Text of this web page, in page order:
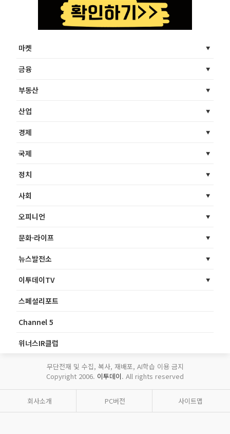
마켓
금융
부동산
산업
경제
국제
정치
사회
오피니언
문화·라이프
뉴스발전소
이투데이TV
스페셜리포트
Channel 5
위너스IR클럽
무단전재 및 수집, 복사, 재배포, AI학습 이용 금지
Copyright 2006. 이투데이. All rights reserved
회사소개 PC버전 사이트맵